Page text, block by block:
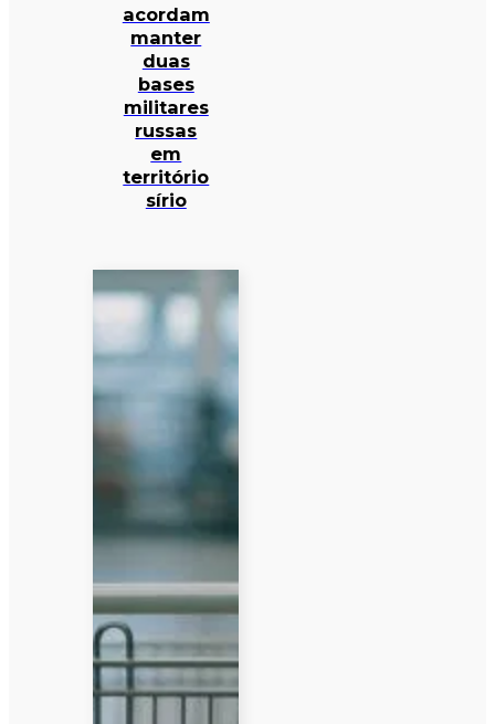
acordam
manter
duas
bases
militares
russas
em
território
sírio